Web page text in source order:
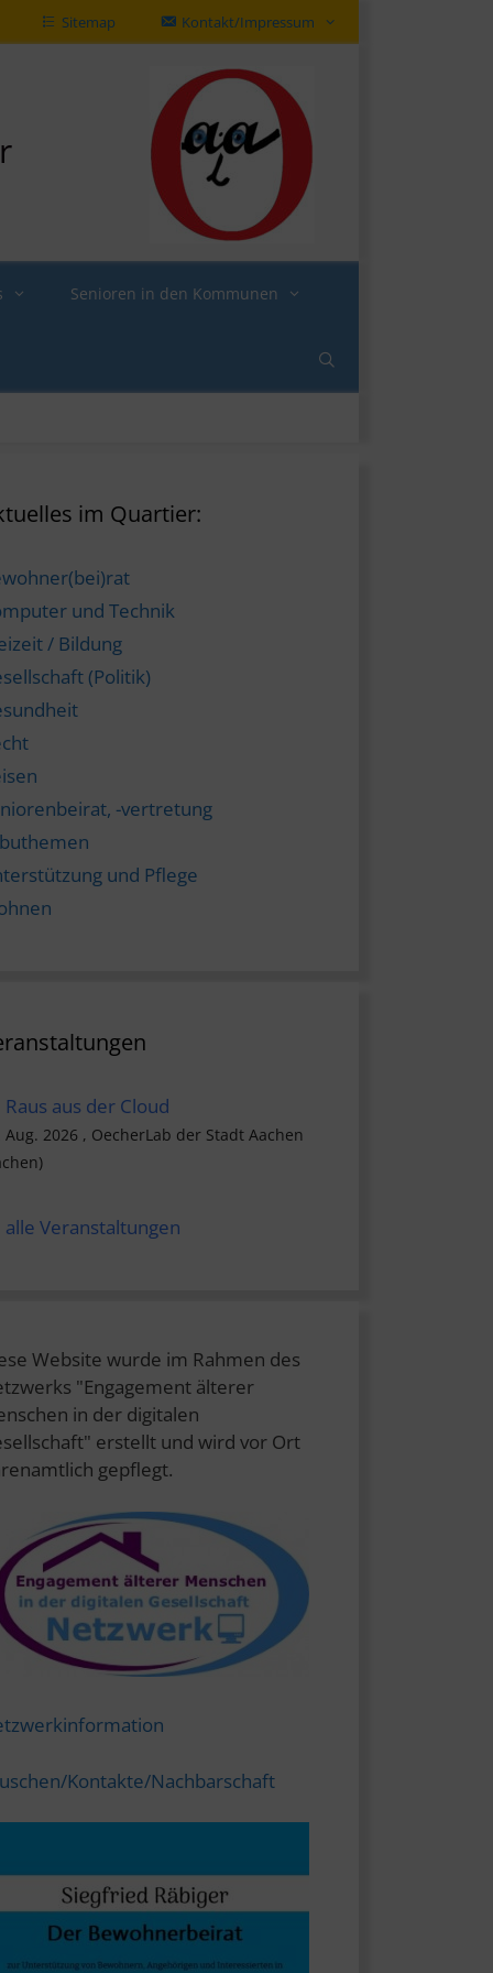
Sitemap Kontakt/Impressum
Senioren in den Kommunen
im Quartier:
und Technik
/ Bildung
(Politik)
-vertretung
und Pflege
Raus aus der Cloud
Aug. 2026 , OecherLab der Stadt Aachen
alle Veranstaltungen
Website wurde im Rahmen des
"Engagement älterer
in der digitalen
erstellt und wird vor Ort
gepflegt.
Kontakte/Nachbarschaft